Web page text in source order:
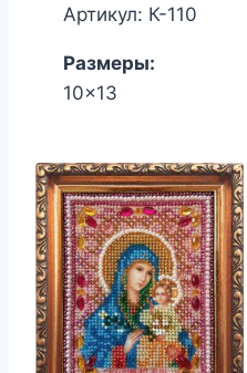
Артикул: К-110
Размеры:
10x13